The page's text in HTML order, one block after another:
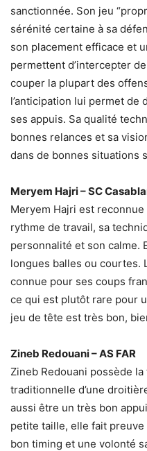
sanctionnée. Son jeu
sérénité certaine à sa
son placement efficace et
permettent d’intercepter
couper la plupart des
l’anticipation lui permet
ses appuis. Sa qualité
bonnes relances et sa
dans de bonnes situations
Meryem Hajri – SC
Meryem Hajri est
rythme de travail, sa
personnalité et son calme.
longues balles ou courtes.
connue pour ses coups
ce qui est plutôt rare pour
jeu de tête est très bon,
Zineb Redouani – AS FAR
Zineb Redouani possède
traditionnelle d’une
aussi être un très bon
petite taille, elle fait preuve
bon timing et une volonté